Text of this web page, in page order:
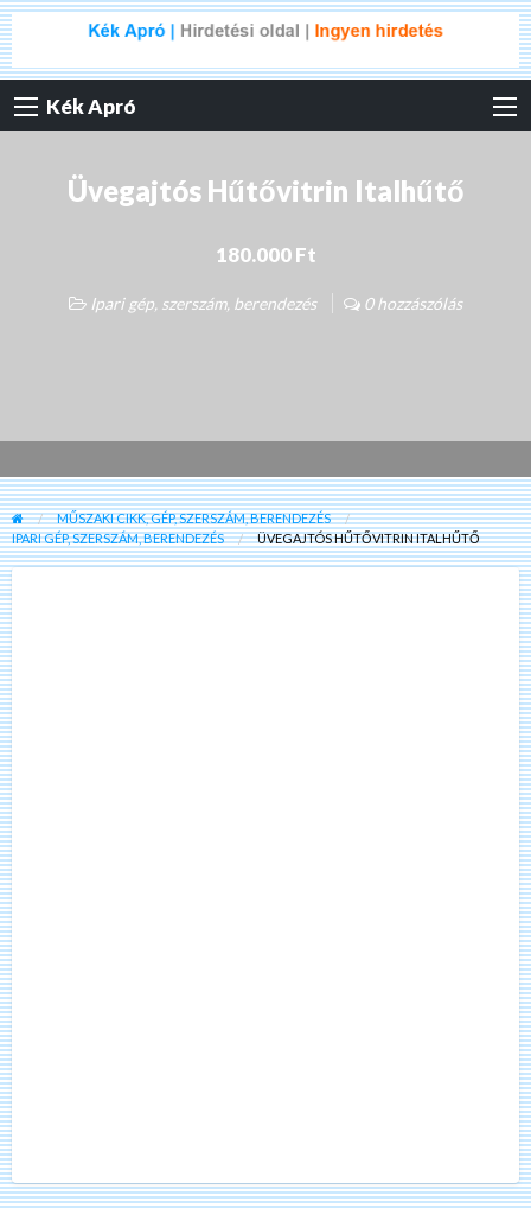
Kék Apró
Üvegajtós Hűtővitrin Italhűtő
180.000 Ft
Ipari gép, szerszám, berendezés 0 hozzászólás
MŰSZAKI CIKK, GÉP, SZERSZÁM, BERENDEZÉS
IPARI GÉP, SZERSZÁM, BERENDEZÉS
ÜVEGAJTÓS HŰTŐVITRIN ITALHŰTŐ